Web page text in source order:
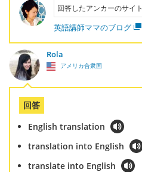
回答したアンカーのサイト
英語講師ママのブログ
Rola
アメリカ合衆国
回答
English translation
translation into English
translate into English